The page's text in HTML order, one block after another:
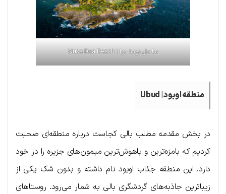
ساحل نوسا دوا | Nusa Dua Beach
منطقه اوبود | Ubud
در بخش مقدمه مطلب بالی کجاست درباره منطقه‌ای صحبت
کردیم که بامزه‌ترین و باهوش‌ترین میمون‌های جزیره را در خود
دارد. این منطقه جذاب اوبود نام داشته و بدون شک یکی از
زیباترین جاذبه‌های گردشگری بالی به شمار می‌رود. روستاهای